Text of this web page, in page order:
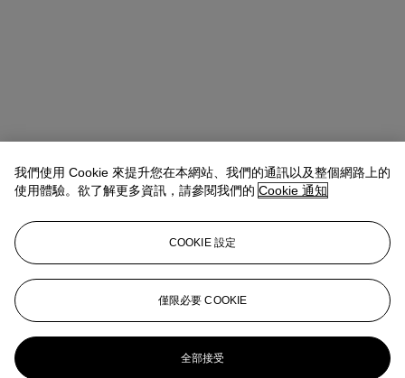
Ziwei Yi（易紫薇）AVP, Specialist, Head of 20th Century Day
Sale 20th/21st Century Art, Asia Pacific
ziweiyi@christies.com
更多來自 二十世紀日間拍賣
我們使用 Cookie 來提升您在本網站、我們的通訊以及整個網路上的
使用體驗。欲了解更多資訊，請參閱我們的 Cookie 通知
COOKIE 設定
僅限必要 COOKIE
全部接受